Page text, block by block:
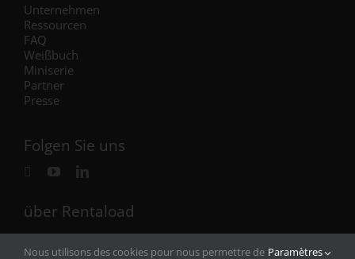
Unternehmen
Ressourcen
FAQ
Weißbuch
Miniserie
Partner
Presse
Folgen Sie uns
über Rentaload
Rentaload hat Büros in Frankreich (Hauptsitz),
Deutschland, Norwegen, Großbritannien undjetzt auch
Nous utilisons des cookies pour nous permettre de Paramètres